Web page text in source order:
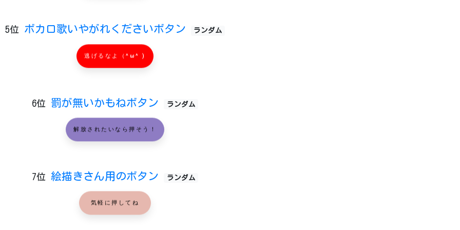
5位 ボカロ歌いやがれくださいボタン ランダム
逃げるなよ（^ω^ )
6位 罰が無いかもねボタン ランダム
解放されたいなら押そう！
7位 絵描きさん用のボタン ランダム
気軽に押してね